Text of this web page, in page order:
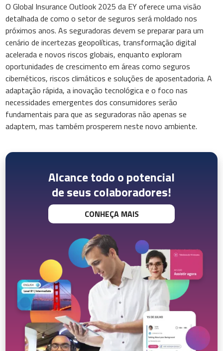
O Global Insurance Outlook 2025 da EY oferece uma visão
detalhada de como o setor de seguros será moldado nos
próximos anos. As seguradoras devem se preparar para um
cenário de incertezas geopolíticas, transformação digital
acelerada e novos riscos globais, enquanto exploram
oportunidades de crescimento em áreas como seguros
cibernéticos, riscos climáticos e soluções de aposentadoria. A
adaptação rápida, a inovação tecnológica e o foco nas
necessidades emergentes dos consumidores serão
fundamentais para que as seguradoras não apenas se
adaptem, mas também prosperem neste novo ambiente.
Alcance todo o potencial
de seus colaboradores!
CONHEÇA MAIS